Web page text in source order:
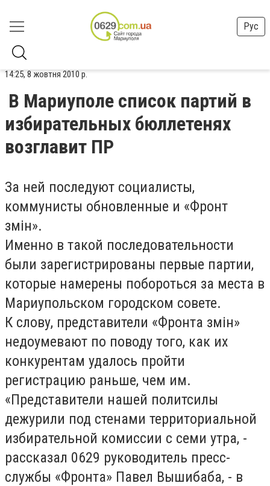
Рус
14:25, 8 жовтня 2010 р.
В Мариуполе список партий в
избирательных бюллетенях
возглавит ПР
За ней последуют социалисты,
коммунисты обновленные и «Фронт
змін».
Именно в такой последовательности
были зарегистрированы первые партии,
которые намерены побороться за места в
Мариупольском городском совете.
К слову, представители «Фронта змін»
недоумевают по поводу того, как их
конкурентам удалось пройти
регистрацию раньше, чем им.
«Представители нашей политсилы
дежурили под стенами территориальной
избирательной комиссии с семи утра, -
рассказал 0629 руководитель пресс-
службы «Фронта» Павел Вышибаба, - в